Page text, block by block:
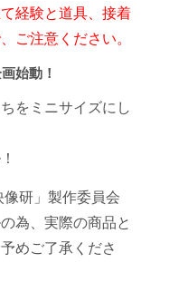
経験と道具、接着
ご注意ください。
始動！
をミニサイズにし
研」製作委員会
為、実際の商品と
めご了承くださ